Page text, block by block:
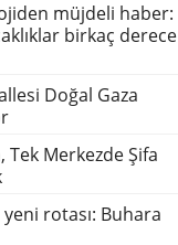
müjdeli haber:
birkaç derece
Doğal Gaza
Tek Merkezde Şifa
rotası: Buhara